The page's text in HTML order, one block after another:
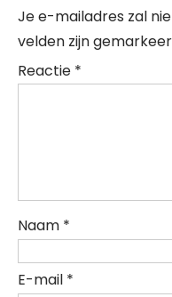
Je e-mailadres zal
velden zijn
Reactie *
Naam *
E-mail *